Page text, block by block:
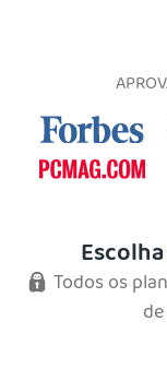
Todos os